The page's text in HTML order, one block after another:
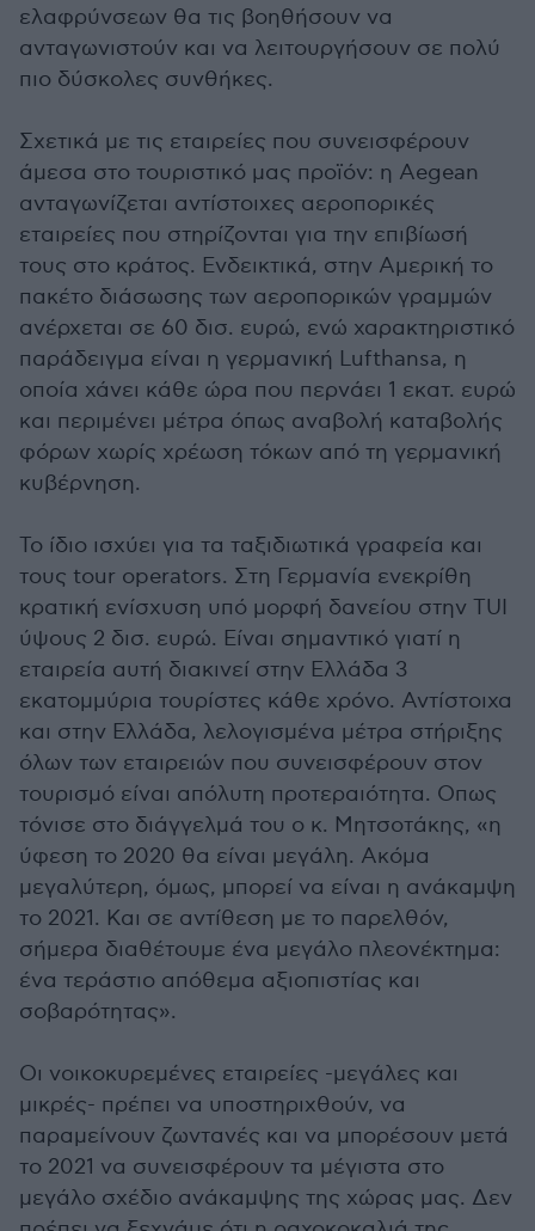
ελαφρύνσεων θα τις βοηθήσουν να
ανταγωνιστούν και να λειτουργήσουν σε πολύ
πιο δύσκολες συνθήκες.
Σχετικά με τις εταιρείες που συνεισφέρουν
άμεσα στο τουριστικό μας προϊόν: η Aegean
ανταγωνίζεται αντίστοιχες αεροπορικές
εταιρείες που στηρίζονται για την επιβίωσή
τους στο κράτος. Ενδεικτικά, στην Αμερική το
πακέτο διάσωσης των αεροπορικών γραμμών
ανέρχεται σε 60 δισ. ευρώ, ενώ χαρακτηριστικό
παράδειγμα είναι η γερμανική Lufthansa, η
οποία χάνει κάθε ώρα που περνάει 1 εκατ. ευρώ
και περιμένει μέτρα όπως αναβολή καταβολής
φόρων χωρίς χρέωση τόκων από τη γερμανική
κυβέρνηση.
Το ίδιο ισχύει για τα ταξιδιωτικά γραφεία και
τους tour operators. Στη Γερμανία ενεκρίθη
κρατική ενίσχυση υπό μορφή δανείου στην TUI
ύψους 2 δισ. ευρώ. Είναι σημαντικό γιατί η
εταιρεία αυτή διακινεί στην Ελλάδα 3
εκατομμύρια τουρίστες κάθε χρόνο. Αντίστοιχα
και στην Ελλάδα, λελογισμένα μέτρα στήριξης
όλων των εταιρειών που συνεισφέρουν στον
τουρισμό είναι απόλυτη προτεραιότητα. Οπως
τόνισε στο διάγγελμά του ο κ. Μητσοτάκης, «η
ύφεση το 2020 θα είναι μεγάλη. Ακόμα
μεγαλύτερη, όμως, μπορεί να είναι η ανάκαμψη
το 2021. Και σε αντίθεση με το παρελθόν,
σήμερα διαθέτουμε ένα μεγάλο πλεονέκτημα:
ένα τεράστιο απόθεμα αξιοπιστίας και
σοβαρότητας».
Οι νοικοκυρεμένες εταιρείες -μεγάλες και
μικρές- πρέπει να υποστηριχθούν, να
παραμείνουν ζωντανές και να μπορέσουν μετά
το 2021 να συνεισφέρουν τα μέγιστα στο
μεγάλο σχέδιο ανάκαμψης της χώρας μας. Δεν